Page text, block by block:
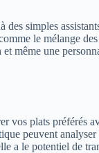
simples
le mélange
même une
plats préférés
peuvent
a le potentiel de